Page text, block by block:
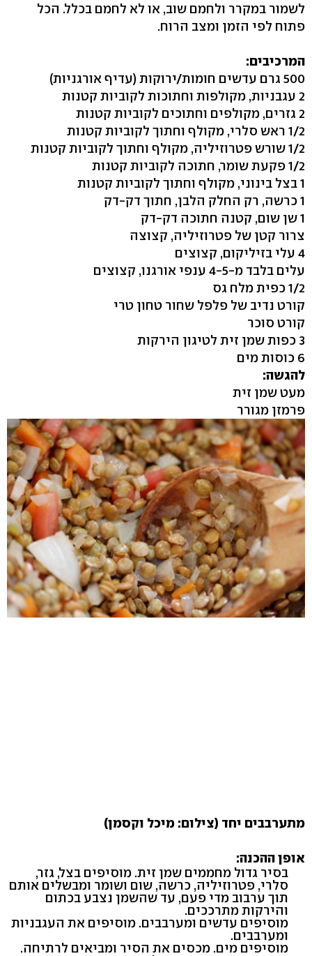
לשמור במקרר ולחמם שוב, או לא לחמם בכלל. הכל
פתוח לפי הזמן ומצב הרוח.
המרכיבים:
500 גרם עדשים חומות/ירוקות (עדיף אורגניות)
2 עגבניות, מקולפות וחתוכות לקוביות קטנות
2 גזרים, מקולפים וחתוכים לקוביות קטנות
1/2 ראש סלרי, מקולף וחתוך לקוביות קטנות
1/2 שורש פטרוזיליה, מקולף וחתוך לקוביות קטנות
1/2 פקעת שומר, חתוכה לקוביות קטנות
1 בצל בינוני, מקולף וחתוך לקוביות קטנות
1 כרשה, רק החלק הלבן, חתוך דק-דק
1 שן שום, קטנה חתוכה דק-דק
צרור קטן של פטרוזיליה, קצוצה
4 עלי בזיליקום, קצוצים
עלים בלבד מ-4-5 ענפי אורגנו, קצוצים
1/2 כפית מלח גס
קורט נדיב של פלפל שחור טחון טרי
קורט סוכר
3 כפות שמן זית לטיגון הירקות
6 כוסות מים
להגשה:
מעט שמן זית
פרמזן מגורר
מתערבבים יחד (צילום: מיכל וקסמן)
אופן ההכנה:
בסיר גדול מחממים שמן זית. מוסיפים בצל, גזר,
סלרי, פטרוזיליה, כרשה, שום ושומר ומבשלים אותם
תוך ערבוב מדי פעם, עד שהשמן נצבע בכתום
והירקות מתרככים.
מוסיפים עדשים ומערבבים. מוסיפים את העגבניות
ומערבבים.
מוסיפים מים. מכסים את הסיר ומביאים לרתיחה.